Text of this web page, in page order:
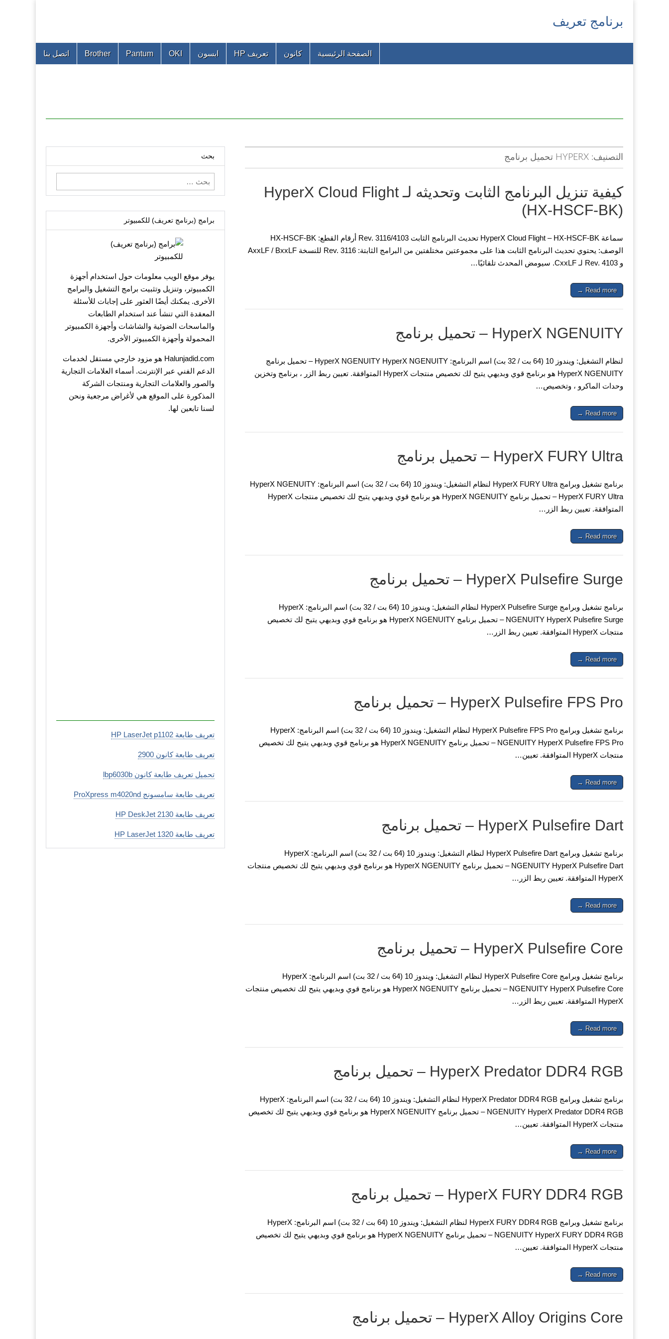
برنامج تعريف
menu
to
الصفحة الرئيسية كانون تعريف HP ابسون OKI
Pantum
Brother اتصل بنا
التصنيف: HYPERX تحميل برنامج
كيفية تنزيل البرنامج الثابت وتحديثه لـ HyperX Cloud Flight
(HX-HSCF-BK)
سماعة HyperX Cloud Flight – HX-HSCF-BK تحديث البرنامج الثابت Rev. 3116/4103 أرقام القطع: HX-HSCF-BK
الوصف: يحتوي تحديث البرنامج الثابت هذا على مجموعتين مختلفتين من البرامج الثابتة: Rev. 3116 للنسخة AxxLF / BxxLF
و Rev. 4103 لـ CxxLF. سيومض المحدث تلقائيًا…
Read more →
HyperX NGENUITY – تحميل برنامج
لنظام التشغيل: ويندوز 10 (64 بت / 32 بت) اسم البرنامج: HyperX NGENUITY HyperX NGENUITY – تحميل برنامج
HyperX NGENUITY هو برنامج قوي وبديهي يتيح لك تخصيص منتجات HyperX المتوافقة. تعيين ربط الزر ، برنامج وتخزين
وحدات الماكرو ، وتخصيص…
Read more →
HyperX FURY Ultra – تحميل برنامج
برنامج تشغيل وبرامج HyperX FURY Ultra لنظام التشغيل: ويندوز 10 (64 بت / 32 بت) اسم البرنامج: HyperX NGENUITY
HyperX FURY Ultra – تحميل برنامج HyperX NGENUITY هو برنامج قوي وبديهي يتيح لك تخصيص منتجات HyperX
المتوافقة. تعيين ربط الزر…
Read more →
HyperX Pulsefire Surge – تحميل برنامج
برنامج تشغيل وبرامج HyperX Pulsefire Surge لنظام التشغيل: ويندوز 10 (64 بت / 32 بت) اسم البرنامج: HyperX
NGENUITY HyperX Pulsefire Surge – تحميل برنامج HyperX NGENUITY هو برنامج قوي وبديهي يتيح لك تخصيص
منتجات HyperX المتوافقة. تعيين ربط الزر…
Read more →
HyperX Pulsefire FPS Pro – تحميل برنامج
برنامج تشغيل وبرامج HyperX Pulsefire FPS Pro لنظام التشغيل: ويندوز 10 (64 بت / 32 بت) اسم البرنامج: HyperX
NGENUITY HyperX Pulsefire FPS Pro – تحميل برنامج HyperX NGENUITY هو برنامج قوي وبديهي يتيح لك تخصيص
منتجات HyperX المتوافقة. تعيين…
Read more →
HyperX Pulsefire Dart – تحميل برنامج
برنامج تشغيل وبرامج HyperX Pulsefire Dart لنظام التشغيل: ويندوز 10 (64 بت / 32 بت) اسم البرنامج: HyperX
NGENUITY HyperX Pulsefire Dart – تحميل برنامج HyperX NGENUITY هو برنامج قوي وبديهي يتيح لك تخصيص منتجات
HyperX المتوافقة. تعيين ربط الزر…
Read more →
HyperX Pulsefire Core – تحميل برنامج
برنامج تشغيل وبرامج HyperX Pulsefire Core لنظام التشغيل: ويندوز 10 (64 بت / 32 بت) اسم البرنامج: HyperX
NGENUITY HyperX Pulsefire Core – تحميل برنامج HyperX NGENUITY هو برنامج قوي وبديهي يتيح لك تخصيص منتجات
HyperX المتوافقة. تعيين ربط الزر…
Read more →
HyperX Predator DDR4 RGB – تحميل برنامج
برنامج تشغيل وبرامج HyperX Predator DDR4 RGB لنظام التشغيل: ويندوز 10 (64 بت / 32 بت) اسم البرنامج: HyperX
NGENUITY HyperX Predator DDR4 RGB – تحميل برنامج HyperX NGENUITY هو برنامج قوي وبديهي يتيح لك تخصيص
منتجات HyperX المتوافقة. تعيين…
Read more →
HyperX FURY DDR4 RGB – تحميل برنامج
برنامج تشغيل وبرامج HyperX FURY DDR4 RGB لنظام التشغيل: ويندوز 10 (64 بت / 32 بت) اسم البرنامج: HyperX
NGENUITY HyperX FURY DDR4 RGB – تحميل برنامج HyperX NGENUITY هو برنامج قوي وبديهي يتيح لك تخصيص
منتجات HyperX المتوافقة. تعيين…
Read more →
HyperX Alloy Origins Core – تحميل برنامج
بحث
البحث
عن:
برامج (برنامج تعريف) للكمبيوتر
يوفر موقع الويب معلومات حول استخدام أجهزة
الكمبيوتر، وتنزيل وتثبيت برامج التشغيل والبرامج
الأخرى. يمكنك أيضًا العثور على إجابات للأسئلة
المعقدة التي تنشأ عند استخدام الطابعات
والماسحات الضوئية والشاشات وأجهزة الكمبيوتر
المحمولة وأجهزة الكمبيوتر الأخرى.
Halunjadid.com هو مزود خارجي مستقل لخدمات
الدعم الفني عبر الإنترنت. أسماء العلامات التجارية
والصور والعلامات التجارية ومنتجات الشركة
المذكورة على الموقع هي لأغراض مرجعية ونحن
لسنا تابعين لها.
تعريف طابعة HP LaserJet p1102
تعريف طابعة كانون 2900
تحميل تعريف طابعة كانون lbp6030b
تعريف طابعة سامسونج ProXpress m4020nd
تعريف طابعة HP DeskJet 2130
تعريف طابعة HP LaserJet 1320